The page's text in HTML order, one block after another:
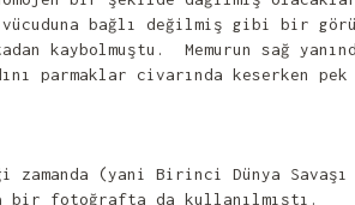
bağlı değilmiş gibi bir
Memurun sağ
parmaklar civarında keserken
(yani Birinci Dünya Savaşı
bir fotoğrafta da kullanılmıştı.